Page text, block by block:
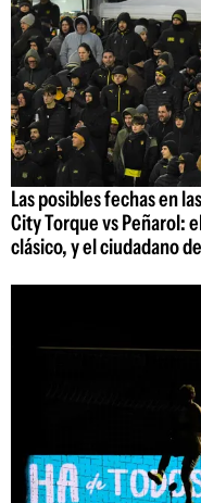
Las posibles fechas en
City Torque vs Peñarol:
clásico, y el ciudadano